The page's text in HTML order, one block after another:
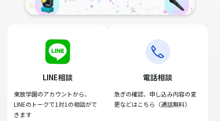
LINE相談
東放学園のアカウントから、
LINEのトークで1対1の相談がで
きます
電話相談
急ぎの確認、申し込み内容の変
更などはこちら（通話無料）